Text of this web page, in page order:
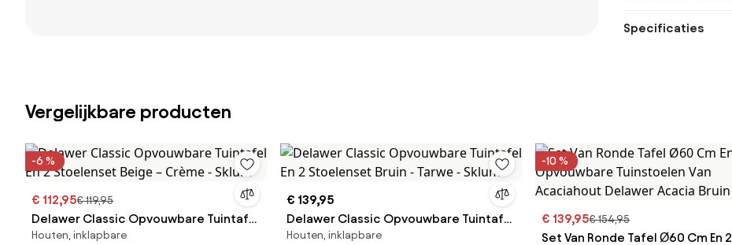
Specificaties
Vergelijkbare producten
-6 %
€ 112,95€ 119,95
Delawer Classic Opvouwbare Tuintafel
En 2 Stoelenset Beige – Crème - Sklum
Houten, inklapbare
€ 139,95
Delawer Classic Opvouwbare Tuintafel
En 2 Stoelenset Bruin - Tarwe - Sklum
Houten, inklapbare
-10 %
€ 139,95€ 154,95
Set Van Ronde Tafel Ø60 Cm En 2